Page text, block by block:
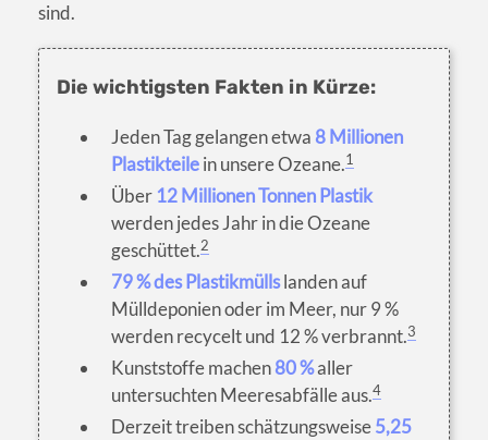
sind.
Die wichtigsten Fakten in Kürze:
Jeden Tag gelangen etwa 8 Millionen
Plastikteilein unsere Ozeane.1
Über 12 Millionen Tonnen Plastik
werden jedes Jahr in die Ozeane
geschüttet.2
79 % des Plastikmüllslanden auf
Mülldeponien oder im Meer, nur 9 %
werden recycelt und 12 % verbrannt.3
Kunststoffe machen80 %aller
untersuchten Meeresabfälle aus.4
Derzeit treiben schätzungsweise5,25